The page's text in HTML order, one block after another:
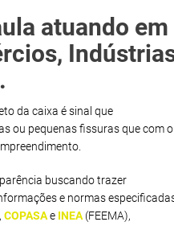
atuando em
da caixa é sinal que
ou pequenas fissuras que com o
buscando trazer
e normas
, COPASAe INEA(FEEMA),